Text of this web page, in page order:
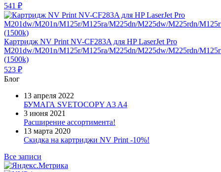
541 ₽
Картридж NV Print NV-CF283A для HP LaserJet Pro
M201dw/M201n/M125r/M125ra/M225dn/M225dw/M225rdn/
(1500k)
523 ₽
Блог
13 апреля 2022
БУМАГА SVETOCOPY A3 A4
3 июня 2021
Расширение ассортимента!
13 марта 2020
Скидка на картриджи NV Print -10%!
Все записи